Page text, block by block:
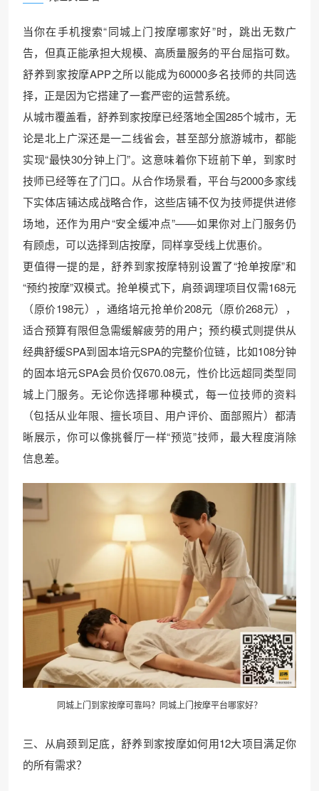
当你在手机搜索“同城上门按摩哪家好”时，跳出无数广
告，但真正能承担大规模、高质量服务的平台屈指可数。
舒养到家按摩APP之所以能成为60000多名技师的共同选
择，正是因为它搭建了一套严密的运营系统。
从城市覆盖看，舒养到家按摩已经落地全国285个城市，无
论是北上广深还是一二线省会，甚至部分旅游城市，都能
实现“最快30分钟上门”。这意味着你下班前下单，到家时
技师已经等在了门口。从合作场景看，平台与2000多家线
下实体店铺达成战略合作，这些店铺不仅为技师提供进修
场地，还作为用户“安全缓冲点”——如果你对上门服务仍
有顾虑，可以选择到店按摩，同样享受线上优惠价。
更值得一提的是，舒养到家按摩特别设置了“抢单按摩”和
“预约按摩”双模式。抢单模式下，肩颈调理项目仅需168元
（原价198元），通络培元抢单价208元（原价268元），
适合预算有限但急需缓解疲劳的用户；预约模式则提供从
经典舒缓SPA到固本培元SPA的完整价位链，比如108分钟
的固本培元SPA会员价仅670.08元，性价比远超同类型同
城上门服务。无论你选择哪种模式，每一位技师的资料
（包括从业年限、擅长项目、用户评价、面部照片）都清
晰展示，你可以像挑餐厅一样“预览”技师，最大程度消除
信息差。
同城上门到家按摩可靠吗？同城上门按摩平台哪家好？
三、从肩颈到足底，舒养到家按摩如何用12大项目满足你
的所有需求？